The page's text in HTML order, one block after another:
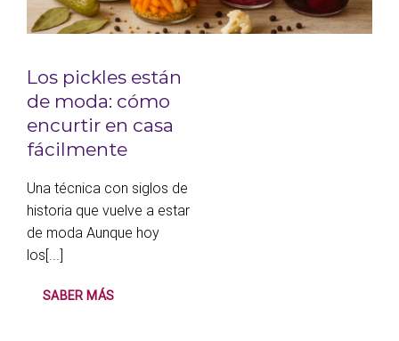
Los pickles están
de moda: cómo
encurtir en casa
fácilmente
Una técnica con siglos de
historia que vuelve a estar
de moda Aunque hoy
los[...]
SABER MÁS